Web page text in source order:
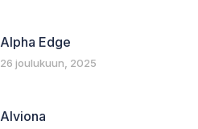
Alpha Edge
26 joulukuun, 2025
Alviona